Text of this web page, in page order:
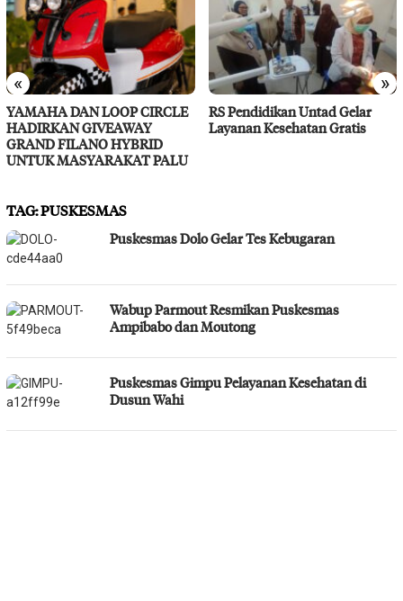
« »
YAMAHA DAN LOOP CIRCLE
HADIRKAN GIVEAWAY
GRAND FILANO HYBRID
UNTUK MASYARAKAT PALU
RS Pendidikan Untad Gelar
Layanan Kesehatan Gratis
TAG:PUSKESMAS
Puskesmas Dolo Gelar Tes Kebugaran
Wabup Parmout Resmikan Puskesmas
Ampibabo dan Moutong
Puskesmas Gimpu Pelayanan Kesehatan di
Dusun Wahi